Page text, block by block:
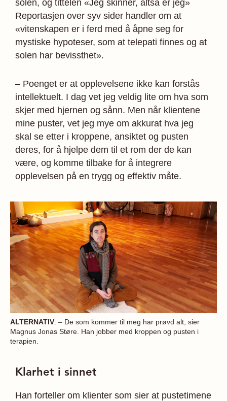
solen, og tittelen «Jeg skinner, altså er jeg»
Reportasjen over syv sider handler om at
«vitenskapen er i ferd med å åpne seg for
mystiske hypoteser, som at telepati finnes og at
solen har bevissthet».
– Poenget er at opplevelsene ikke kan forstås
intellektuelt. I dag vet jeg veldig lite om hva som
skjer med hjernen og sånn. Men når klientene
mine puster, vet jeg mye om akkurat hva jeg
skal se etter i kroppene, ansiktet og pusten
deres, for å hjelpe dem til et rom der de kan
være, og komme tilbake for å integrere
opplevelsen på en trygg og effektiv måte.
ALTERNATIV: – De som kommer til meg har prøvd alt, sier
Magnus Jonas Støre. Han jobber med kroppen og pusten i
terapien.
Klarhet i sinnet
Han forteller om klienter som sier at pustetimene